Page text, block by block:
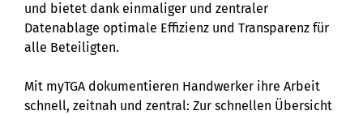
und bietet dank einmaliger und zentraler
Datenablage optimale Effizienz und Transparenz für
alle Beteiligten.
Mit myTGA dokumentieren Handwerker ihre Arbeit
schnell, zeitnah und zentral: Zur schnellen Übersicht